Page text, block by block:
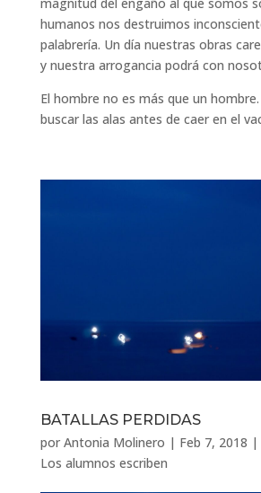
humanos nos destruimos
palabrería. Un día nuestras obras
y nuestra arrogancia podrá con
El hombre no es más que un
buscar las alas antes de caer en el
BATALLAS PERDIDAS
por Antonia Molinero | Feb 7, 2018 |
Los alumnos escriben